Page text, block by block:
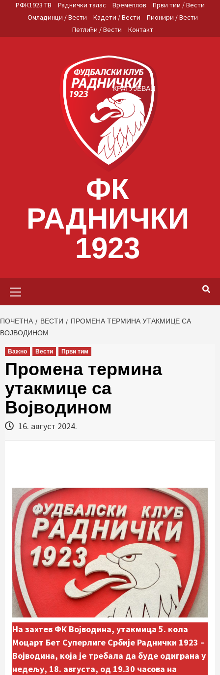
РФК1923 ТВ Раднички талас Времеплов
Први тим / Вести
Омладинци / Вести
Кадети / Вести
Пионири / Вести
Петлићи / Вести
Контакт
ФК
РАДНИЧКИ
1923
КРАГУЈЕВАЦ
ПОЧЕТНА ВЕСТИ
ПРОМЕНА ТЕРМИНА УТАКМИЦЕ СА
ВОЈВОДИНОМ
Важно Вести Први тим
Промена термина
утакмице са
Војводином
16. август 2024.
На захтев ФК Војводина, утакмица 5. кола
Моцарт Бет Суперлиге Србије Раднички 1923 –
Војводина, која је требала да буде одиграна у
недељу, 18. августа, од 19.30 часова на